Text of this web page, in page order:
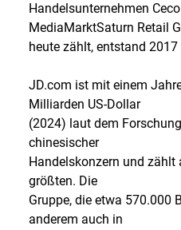
Handelsunternehmen
MediaMarktSaturn Retail
heute zählt, entstand
JD.com ist mit einem
Milliarden US-Dollar
(2024) laut dem
chinesischer
Handelskonzern und zählt
größten. Die
Gruppe, die etwa 570.000
anderem auch in